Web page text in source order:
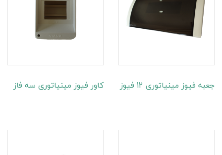
جعبه فیوز مینیاتوری 12 فیوز کاور فیوز مینیاتوری سه فاز